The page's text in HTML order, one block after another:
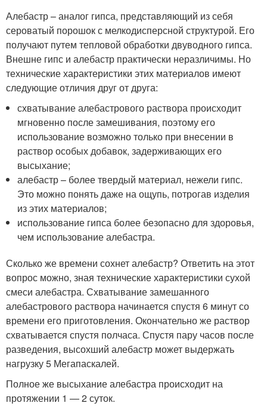
Алебастр – аналог гипса, представляющий из себя
сероватый порошок с мелкодисперсной структурой. Его
получают путем тепловой обработки двуводного гипса.
Внешне гипс и алебастр практически неразличимы. Но
технические характеристики этих материалов имеют
следующие отличия друг от друга:
схватывание алебастрового раствора происходит
мгновенно после замешивания, поэтому его
использование возможно только при внесении в
раствор особых добавок, задерживающих его
высыхание;
алебастр – более твердый материал, нежели гипс.
Это можно понять даже на ощупь, потрогав изделия
из этих материалов;
использование гипса более безопасно для здоровья,
чем использование алебастра.
Сколько же времени сохнет алебастр? Ответить на этот
вопрос можно, зная технические характеристики сухой
смеси алебастра. Схватывание замешанного
алебастрового раствора начинается спустя 6 минут со
времени его приготовления. Окончательно же раствор
схватывается спустя полчаса. Спустя пару часов после
разведения, высохший алебастр может выдержать
нагрузку 5 Мегапаскалей.
Полное же высыхание алебастра происходит на
протяжении 1 — 2 суток.